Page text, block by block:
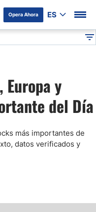
Opera Ahora ES
Europa y
del Día
más importantes de
datos verificados y